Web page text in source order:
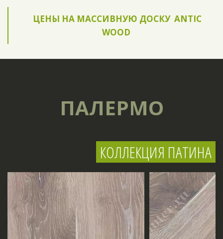
ЦЕНЫ НА МАССИВНУЮ ДОСКУ  ANTIC
WOOD
ПАЛЕРМО
КОЛЛЕКЦИЯ ПАТИНА